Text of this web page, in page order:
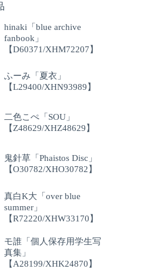
hinaki「blue archive
fanbook」
【D60371/XHM72207】
ふーみ「夏衣」
【L29400/XHN93989】
二色こぺ「SOU」
【Z48629/XHZ48629】
鬼針草「Phaistos Disc」
【O30782/XHO30782】
真白K大「over blue
summer」
【R72220/XHW33170】
モ誰「個人保存用学生写
真集」
【A28199/XHK24870】